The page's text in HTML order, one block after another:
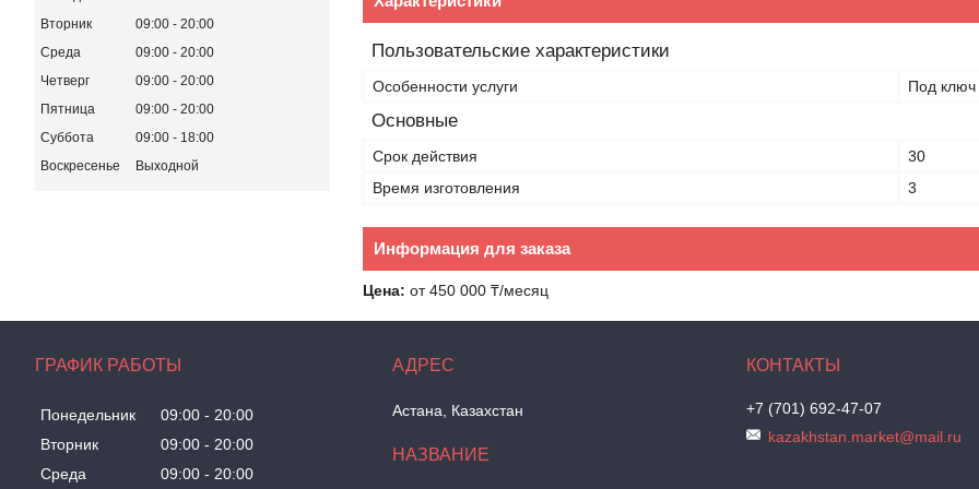
Пользовательские характеристики
Особенности услуги Под ключ
Основные
Срок действия
30
Время изготовления
3
Информация для заказа
Цена: от 450 000 ₸/месяц
Вторник
09:00
20:00
Среда
09:00
20:00
Четверг
09:00
20:00
Пятница
09:00
20:00
Суббота
09:00
18:00
Воскресенье
Выходной
ГРАФИК РАБОТЫ
Понедельник 09:00
20:00
Вторник
09:00
20:00
Среда
09:00 20:00
Астана, Казахстан
+7 (701) 692-47-07
kazakhstan.market@mail.ru